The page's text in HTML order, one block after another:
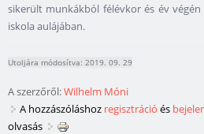
sikerült munkákból félévkor és év
iskola aulájában.
Utoljára módosítva: 2019. 09. 29
A szerzőről:Wilhelm Móni
A hozzászóláshoz regisztráció és
olvasás